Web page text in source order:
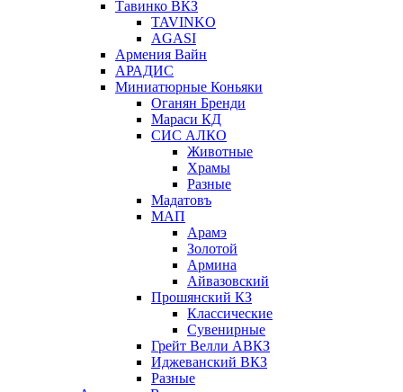
Тавинко ВКЗ
TAVINKO
AGASI
Армения Вайн
АРАДИС
Миниатюрные Коньяки
Оганян Бренди
Мараси КД
СИС АЛКО
Животные
Храмы
Разные
Мадатовъ
МАП
Арамэ
Золотой
Армина
Айвазовский
Прошянский КЗ
Классические
Сувенирные
Грейт Велли АВКЗ
Иджеванский ВКЗ
Разные